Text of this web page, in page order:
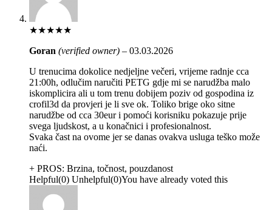
★★★★★
Goran (verified owner) – 03.03.2026
U trenucima dokolice nedjeljne večeri, vrijeme radnje cca
21:00h, odlučim naručiti PETG gdje mi se narudžba malo
iskomplicira ali u tom trenu dobijem poziv od gospodina iz
crofil3d da provjeri je li sve ok. Toliko brige oko sitne
narudžbe od cca 30eur i pomoći korisniku pokazuje prije
svega ljudskost, a u konačnici i profesionalnost.
Svaka čast na ovome jer se danas ovakva usluga teško može
naći.
+ PROS: Brzina, točnost, pouzdanost
Helpful(0) Unhelpful(0)You have already voted this